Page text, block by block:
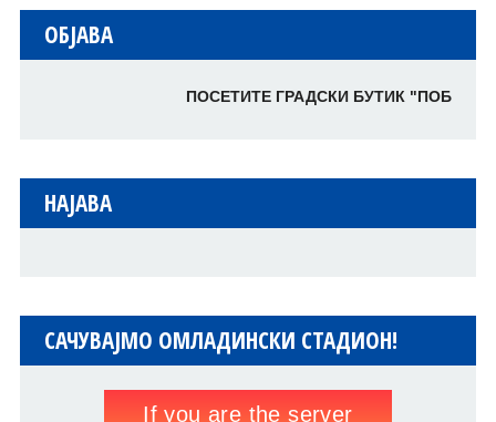
ОБЈАВА
ПОСЕТИТЕ ГРАДСКИ БУТИК"ПОБЕДНИК" >>>
НАЈАВА
САЧУВАЈМО ОМЛАДИНСКИ СТАДИОН!